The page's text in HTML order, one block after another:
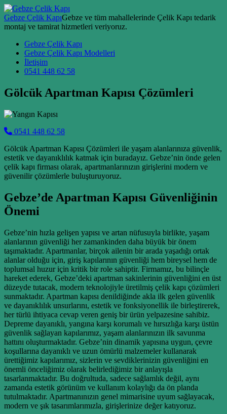
Skip to content
Gebze Çelik KapıGebze ve tüm mahallelerinde Çelik Kapı tedarik
montaj ve tamirat hizmetleri veriyoruz.
Main Navigation
Gebze Çelik Kapı
Gebze Çelik Kapı Modelleri
İletişim
0541 448 62 58
Gölcük Apartman Kapısı Çözümleri
0541 448 62 58
Gölcük Apartman Kapısı Çözümleri ile yaşam alanlarınıza güvenlik,
estetik ve dayanıklılık katmak için buradayız. Gebze’nin önde gelen
çelik kapı firması olarak, apartmanlarınızın girişlerini modern ve
güvenilir çözümlerle buluşturuyoruz.
Gebze’de Apartman Kapısı Güvenliğinin
Önemi
Gebze’nin hızla gelişen yapısı ve artan nüfusuyla birlikte, yaşam
alanlarının güvenliği her zamankinden daha büyük bir önem
taşımaktadır. Apartmanlar, birçok ailenin bir arada yaşadığı ortak
alanlar olduğu için, giriş kapılarının güvenliği hem bireysel hem de
toplumsal huzur için kritik bir role sahiptir. Firmamız, bu bilinçle
hareket ederek, Gebze’deki apartman sakinlerinin güvenliğini en üst
düzeyde tutacak, modern teknolojiyle üretilmiş çelik kapı çözümleri
sunmaktadır. Apartman kapısı denildiğinde akla ilk gelen güvenlik
ve dayanıklılık unsurlarını, estetik ve fonksiyonellik ile birleştirerek,
her türlü ihtiyaca cevap veren geniş bir ürün yelpazesine sahibiz.
Depreme dayanıklı, yangına karşı korumalı ve hırsızlığa karşı üstün
güvenlik sağlayan kapılarımız, yaşam alanlarınızın ilk savunma
hattını oluşturmaktadır. Gebze’nin dinamik yapısına uygun, çevre
koşullarına dayanıklı ve uzun ömürlü malzemeler kullanarak
ürettiğimiz kapılarımız, sizlerin ve sevdiklerinizin güvenliğini en
önemli önceliğimiz olarak belirlediğimiz bir anlayışla
tasarlanmaktadır. Bu doğrultuda, sadece sağlamlık değil, aynı
zamanda estetik görünüm ve kullanım kolaylığı da ön planda
tutulmaktadır. Apartmanınızın genel mimarisine uyum sağlayacak,
modern ve şık tasarımlarımızla, girişlerinize değer katıyoruz.